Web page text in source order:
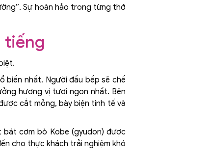
Sự hoàn hảo trong từng thớ
tiếng
biến nhất. Người đầu bếp sẽ chế
hương vị tươi ngon nhất. Bên
cắt mỏng, bày biện tinh tế và
bát cơm bò Kobe (gyudon) được
cho thực khách trải nghiệm khó